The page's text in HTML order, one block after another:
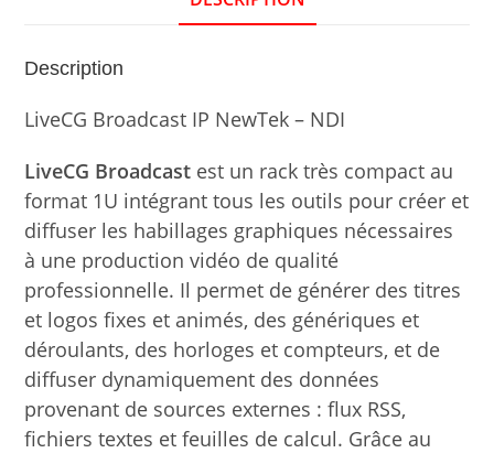
Description
LiveCG Broadcast IP NewTek – NDI
LiveCG Broadcast est un rack très compact au
format 1U intégrant tous les outils pour créer et
diffuser les habillages graphiques nécessaires
à une production vidéo de qualité
professionnelle. Il permet de générer des titres
et logos fixes et animés, des génériques et
déroulants, des horloges et compteurs, et de
diffuser dynamiquement des données
provenant de sources externes : flux RSS,
fichiers textes et feuilles de calcul. Grâce au